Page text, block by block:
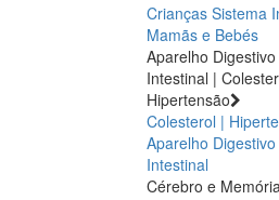
Crianças Sistema
Mamãs e Bebés
Aparelho
Intestinal |
Hipertensão
Colesterol |
Aparelho
Intestinal
Cérebro e